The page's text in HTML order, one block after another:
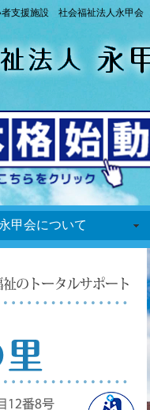
者支援施設 社会福祉法人永甲会
永甲会について